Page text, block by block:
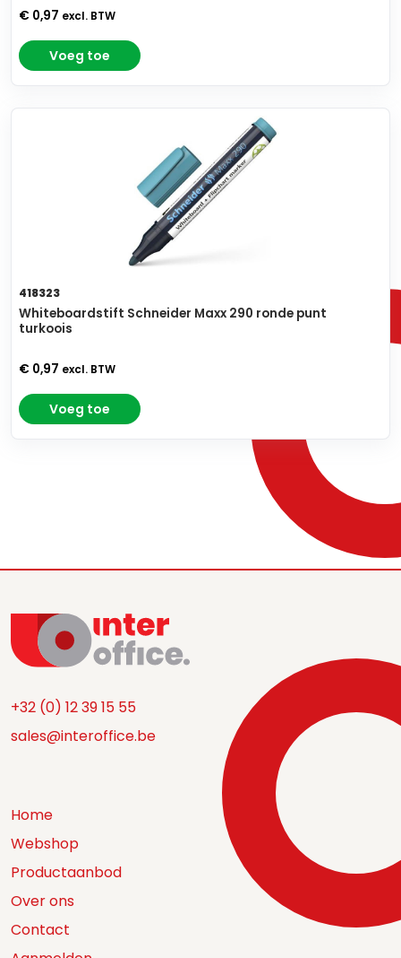
€ 0,97 excl. BTW
Voeg toe
418323
Whiteboardstift Schneider Maxx 290 ronde punt
turkoois
€ 0,97 excl. BTW
Voeg toe
+32 (0) 12 39 15 55
sales@interoffice.be
Home
Webshop
Productaanbod
Over ons
Contact